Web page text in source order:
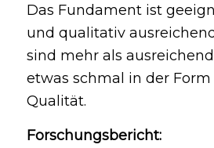
Das Fundament ist
und qualitativ
sind mehr als
etwas schmal in der
Qualität.
Forschungsbericht: